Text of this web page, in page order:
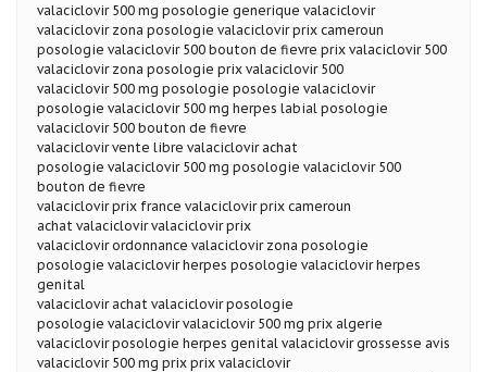
valaciclovir 500 mg posologie generique valaciclovir
valaciclovir zona posologie valaciclovir prix cameroun
posologie valaciclovir 500 bouton de fievre prix valaciclovir 500
valaciclovir zona posologie prix valaciclovir 500
valaciclovir 500 mg posologie posologie valaciclovir
posologie valaciclovir 500 mg herpes labial posologie
valaciclovir 500 bouton de fievre
valaciclovir vente libre valaciclovir achat
posologie valaciclovir 500 mg posologie valaciclovir 500
bouton de fievre
valaciclovir prix france valaciclovir prix cameroun
achat valaciclovir valaciclovir prix
valaciclovir ordonnance valaciclovir zona posologie
posologie valaciclovir herpes posologie valaciclovir herpes
genital
valaciclovir achat valaciclovir posologie
posologie valaciclovir valaciclovir 500 mg prix algerie
valaciclovir posologie herpes genital valaciclovir grossesse avis
valaciclovir 500 mg prix prix valaciclovir